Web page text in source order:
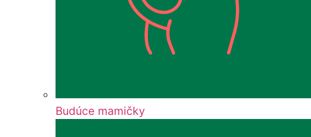
Budúce mamičky